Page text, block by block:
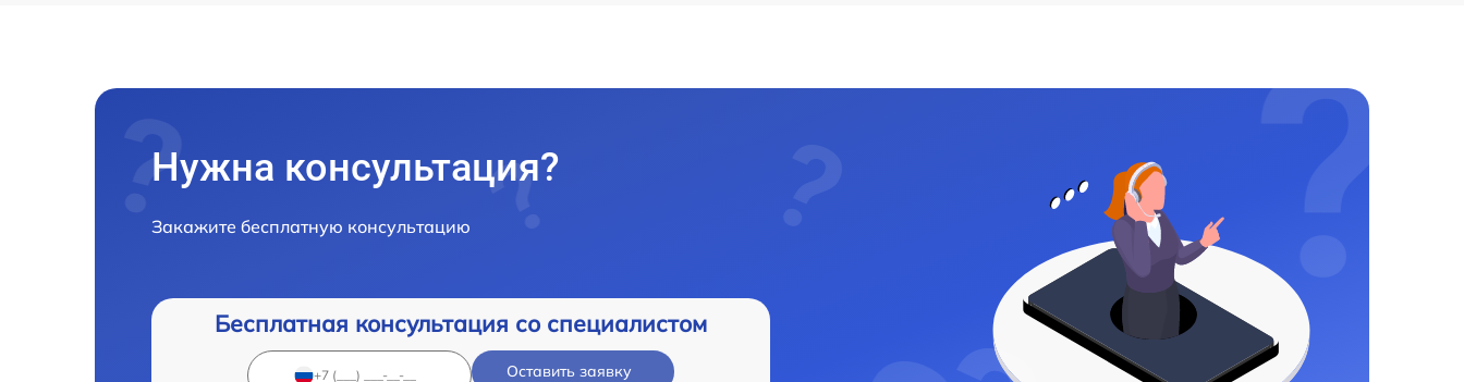
Нужна консультация?
Закажите бесплатную консультацию
Бесплатная консультация со специалистом
Оставить заявку